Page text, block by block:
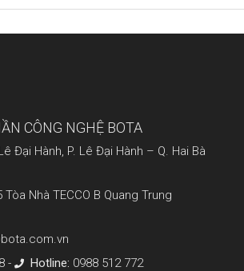
CÔNG NGHỆ BOTA
Đại Hành, P. Lê Đại Hành – Q. Hai Bà
Tòa Nhà TECCO B Quang Trung
- Hotline: 0988 512 772